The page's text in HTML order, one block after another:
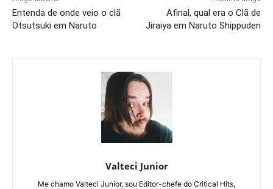
Entenda de onde veio o clã
Otsutsuki em Naruto
Afinal, qual era o Clã de
Jiraiya em Naruto Shippuden
Valteci Junior
Me chamo Valteci Junior, sou Editor-chefe do Critical Hits,